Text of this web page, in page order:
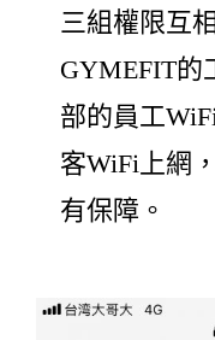
三組權限互
GYMEFIT的
部的員工
客WiFi上網
有保障。